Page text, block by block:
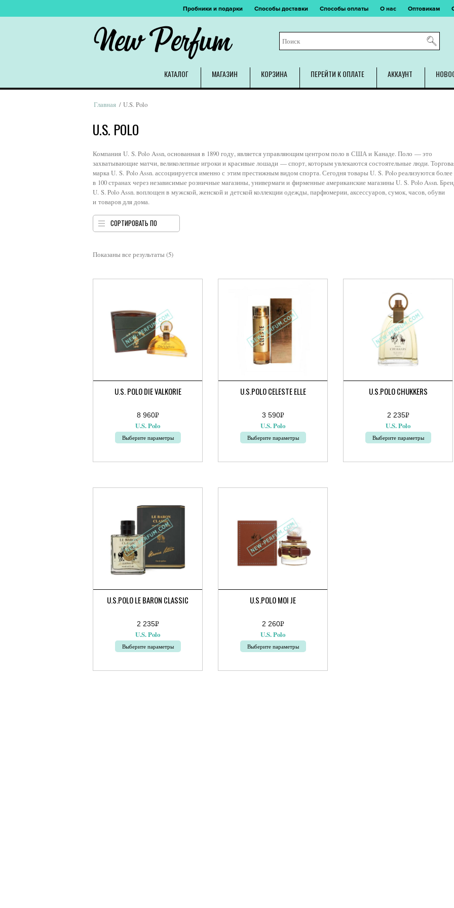
Пробники и подарки Способы доставки Способы оплаты О нас Оптовикам
New Perfum
КАТАЛОГ МАГАЗИН КОРЗИНА ПЕРЕЙТИ К ОПЛАТЕ АККАУНТ
Главная / U.S. Polo
U.S. POLO
Компания U. S. Polo Assn, основанная в 1890 году, является управляющим центром поло в США и Канаде. Поло — это
захватывающие матчи, великолепные игроки и красивые лошади — спорт, которым увлекаются состоятельные люди.
марка U. S. Polo Assn. ассоциируется именно с этим престижным видом спорта. Сегодня товары U. S. Polo реализуются
в 100 странах через независимые розничные магазины, универмаги и фирменные американские магазины U. S. Polo Assn.
U. S. Polo Assn. воплощен в мужской, женской и детской коллекции одежды, парфюмерии, аксессуаров, сумок, часов, обуви
и товаров для дома.
СОРТИРОВАТЬ ПО
Показаны все результаты (5)
U.S. POLO DIE VALKORIE
8 960Р
УБ.
U.S. Polo
Выберите параметры
вариаций.
товара.
U.S.POLO CELESTE ELLE
3 590Р
УБ.
U.S. Polo
Выберите параметры
вариаций.
странице
U.S.POLO CHUKKERS
2 235Р
УБ.
U.S. Polo
Выберите параметры
U.S.POLO LE BARON CLASSIC
2 235Р
УБ.
U.S. Polo
Выберите параметры
U.S.POLO MOI JE
2 260Р
УБ.
U.S. Polo
Выберите параметры